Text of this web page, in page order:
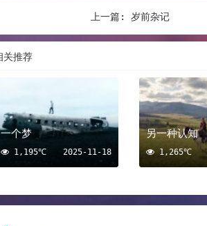
上一篇: 岁前杂记
关推荐
一个梦
2025-11-18
1,195℃
另一种认知
1,265℃